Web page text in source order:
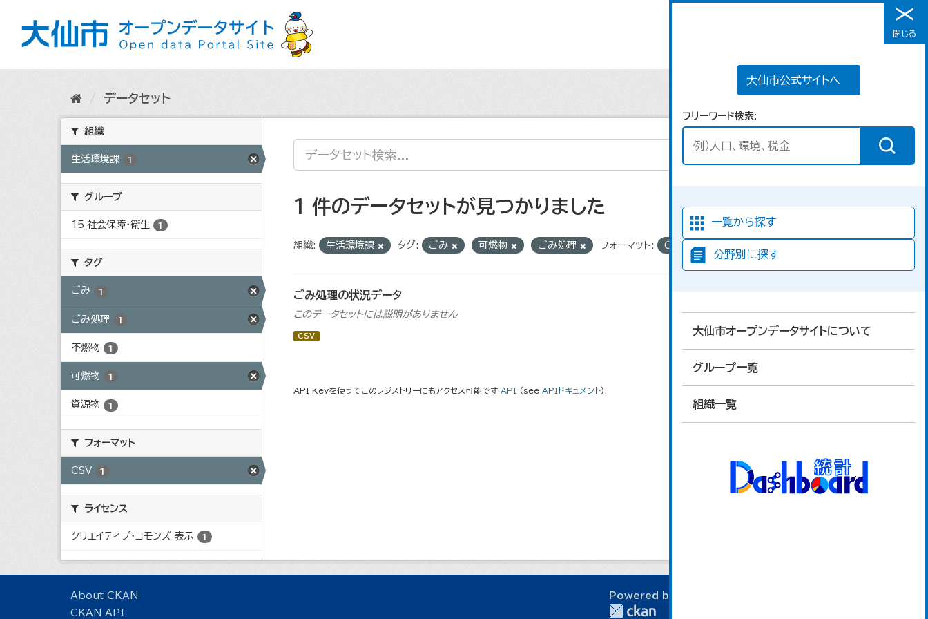
メニュー
大仙市公式サイトへ
フリーワード検索
一覧から探す
分野別に探す
大仙市オープンデータサイトについて
グループ一覧
組織一覧
閉じる
データセット
組織
生活環境課 1
グループ
15_社会保障・衛生 1
タグ
ごみ 1
ごみ処理 1
不燃物 1
可燃物 1
資源物 1
フォーマット
CSV 1
ライセンス
クリエイティブ・コモンズ 表示 1
1 件のデータセットが見つかりました
組織: 生活環境課 タグ: ごみ 可燃物 ごみ処理 フォーマット: CSV
ごみ処理の状況データ
このデータセットには説明がありません
CSV
API Keyを使ってこのレジストリーにもアクセス可能です API (see APIドキュメント).
About CKAN
CKAN API
Powered by